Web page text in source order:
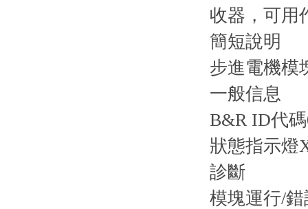
收器，可用
簡短說明
步進電機模
一般信息
B&R ID代
狀態指示燈
診斷
模塊運行/